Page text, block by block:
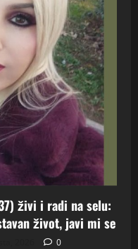
živi i radi na selu:
život, javi mi se
0